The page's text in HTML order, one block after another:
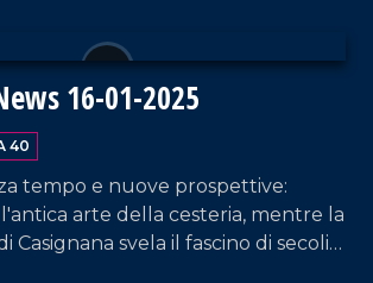
16-01-2025
40
tempo e nuove prospettive:
l'antica arte della cesteria, mentre la
Casignana svela il fascino di secoli